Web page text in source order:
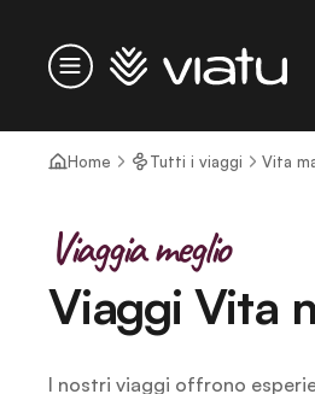
Menu
Homepage
Home Tutti i viaggi Vita
Viaggi Vita
Viaggia meglio
I nostri viaggi offrono